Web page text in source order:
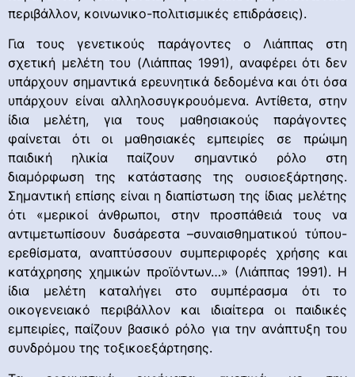
περιβάλλον, κοινωνικο-πολιτισμικές επιδράσεις).
Για τους γενετικούς παράγοντες ο Λιάππας στη
σχετική μελέτη του (Λιάππας 1991), αναφέρει ότι δεν
υπάρχουν σημαντικά ερευνητικά δεδομένα και ότι όσα
υπάρχουν είναι αλληλοσυγκρουόμενα. Αντίθετα, στην
ίδια μελέτη, για τους μαθησιακούς παράγοντες
φαίνεται ότι οι μαθησιακές εμπειρίες σε πρώιμη
παιδική ηλικία παίζουν σημαντικό ρόλο στη
διαμόρφωση της κατάστασης της ουσιοεξάρτησης.
Σημαντική επίσης είναι η διαπίστωση της ίδιας μελέτης
ότι «μερικοί άνθρωποι, στην προσπάθειά τους να
αντιμετωπίσουν δυσάρεστα –συναισθηματικού τύπου-
ερεθίσματα, αναπτύσσουν συμπεριφορές χρήσης και
κατάχρησης χημικών προϊόντων…» (Λιάππας 1991). Η
ίδια μελέτη καταλήγει στο συμπέρασμα ότι το
οικογενειακό περιβάλλον και ιδιαίτερα οι παιδικές
εμπειρίες, παίζουν βασικό ρόλο για την ανάπτυξη του
συνδρόμου της τοξικοεξάρτησης.